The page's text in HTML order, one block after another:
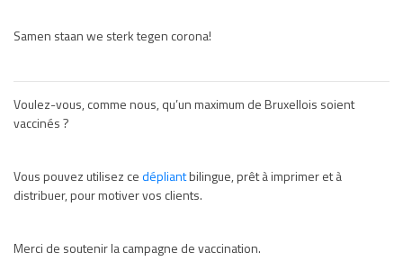
Samen staan we sterk tegen corona!
Voulez-vous, comme nous, qu’un maximum de Bruxellois soient
vaccinés ?
Vous pouvez utilisez ce dépliantbilingue, prêt à imprimer et à
distribuer, pour motiver vos clients.
Merci de soutenir la campagne de vaccination.